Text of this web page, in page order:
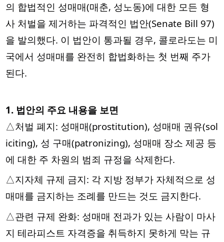
의 합법적인 성매매(매춘, 성노동)에 대한 모든 형
사 처벌을 제거하는 파격적인 법안(Senate Bill 97)
을 발의했다. 이 법안이 통과될 경우, 콜로라도는 미
국에서 성매매를 완전히 합법화하는 첫 번째 주가
된다.
1. 법안의 주요 내용을 보면
△처벌 폐지: 성매매(prostitution), 성매매 권유(sol
iciting), 성 구매(patronizing), 성매매 장소 제공 등
에 대한 주 차원의 범죄 규정을 삭제한다.
△지자체 규제 금지: 각 지방 정부가 자체적으로 성
매매를 금지하는 조례를 만드는 것도 금지한다.
△관련 규제 완화: 성매매 전과가 있는 사람이 마사
지 테라피스트 자격증을 취득하지 못하게 막는 규